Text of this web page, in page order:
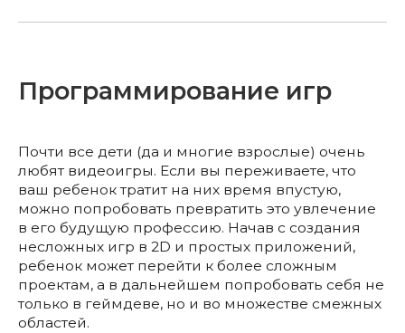
Программирование игр
Почти все дети (да и многие взрослые) очень
любят видеоигры. Если вы переживаете, что
ваш ребенок тратит на них время впустую,
можно попробовать превратить это увлечение
в его будущую профессию. Начав с создания
несложных игр в 2D и простых приложений,
ребенок может перейти к более сложным
проектам, а в дальнейшем попробовать себя не
только в геймдеве, но и во множестве смежных
областей.